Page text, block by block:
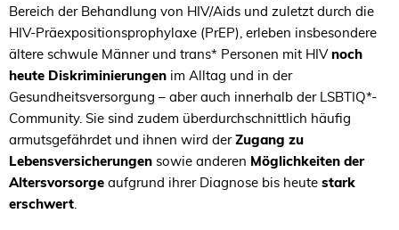
Bereich der Behandlung von HIV/Aids und zuletzt durch die
HIV-Präexpositionsprophylaxe (PrEP), erleben insbesondere
ältere schwule Männer und trans* Personen mit HIVnoch
heute Diskriminierungen im Alltag und in der
Gesundheitsversorgung – aber auch innerhalb der LSBTIQ*-
Community. Sie sind zudem überdurchschnittlich häufig
armutsgefährdet und ihnen wird derZugang zu
Lebensversicherungen sowie anderen Möglichkeiten der
Altersvorsorge aufgrund ihrer Diagnose bis heute stark
erschwert.